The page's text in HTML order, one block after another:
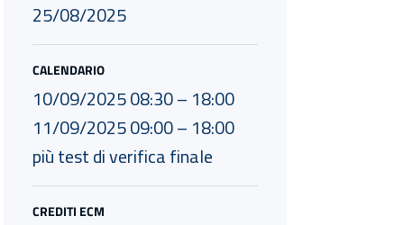
25/08/2025
CALENDARIO
10/09/2025 08:30 – 18:00
11/09/2025 09:00 – 18:00
più test di verifica finale
CREDITI ECM